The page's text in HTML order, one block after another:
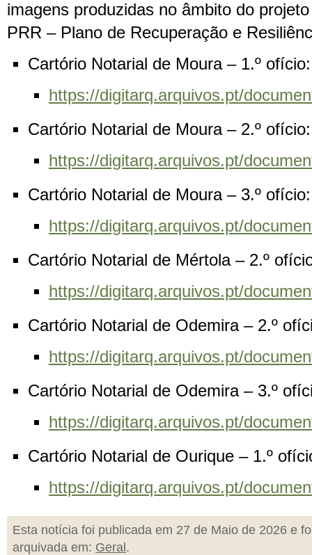
imagens produzidas no âmbito do
PRR – Plano de Recuperação e
Cartório Notarial de Moura – 1.º
https://digitarq.arquivos.pt/
Cartório Notarial de Moura – 2.º
https://digitarq.arquivos.pt/
Cartório Notarial de Moura – 3.º
https://digitarq.arquivos.pt/
Cartório Notarial de Mértola – 2.º
https://digitarq.arquivos.pt/
Cartório Notarial de Odemira – 2.º
https://digitarq.arquivos.pt/
Cartório Notarial de Odemira – 3.º
https://digitarq.arquivos.pt/
Cartório Notarial de Ourique – 1.º
https://digitarq.arquivos.pt/
Esta notícia foi publicada em 27 de Maio de 2026 e
arquivada em: Geral .